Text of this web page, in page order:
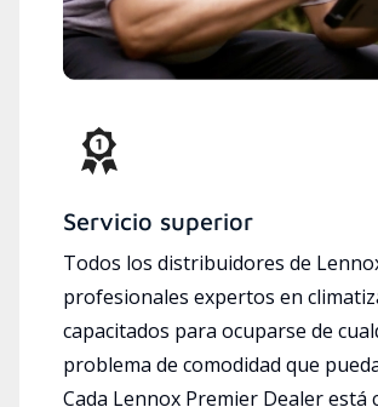
Servicio superior
Todos los distribuidores de
profesionales expertos en
capacitados para ocuparse de
problema de comodidad que
Cada Lennox Premier Dealer está